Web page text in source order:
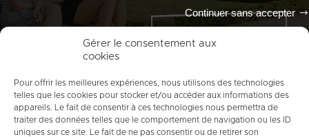
Gérer le consentement aux
cookies
Pour offrir les meilleures expériences, nous utilisons des technologies
telles que les cookies pour stocker et/ou accéder aux informations des
appareils. Le fait de consentir à ces technologies nous permettra de
traiter des données telles que le comportement de navigation ou les ID
uniques sur ce site. Le fait de ne pas consentir ou de retirer son
Continuer sans accepter